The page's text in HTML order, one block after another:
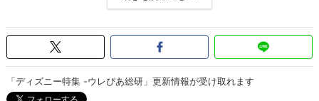
「ディズニー特集 -ウレぴあ総研」更新情報が受け取れます